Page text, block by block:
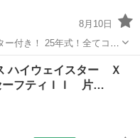
8月10日
ー付き！ 25年式！全てコミ
名義変更代込み】大人気☆日
ます☆便利なバックカメラ
ハイウェイスター Ｘ
ーフティＩＩ 片…